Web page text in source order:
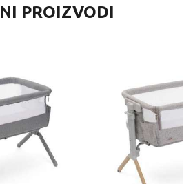
PROIZVODI